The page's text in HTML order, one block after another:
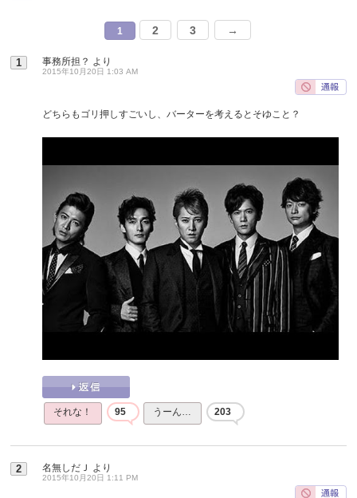
1 2 3 →
1 事務所担？ より
2015年10月20日 1:03 AM
どちらもゴリ押しすごいし、バーターを考えるとそゆこと？
それな！ 95 うーん… 203
2 名無しだＪ より
2015年10月20日 1:11 PM